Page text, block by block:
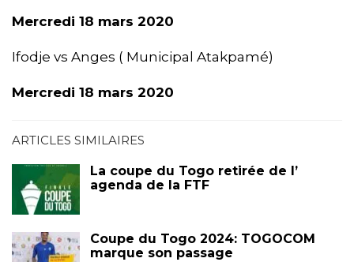
Mercredi 18 mars 2020
Ifodje vs Anges ( Municipal Atakpamé)
Mercredi 18 mars 2020
ARTICLES SIMILAIRES
La coupe du Togo retirée de l’
agenda de la FTF
Coupe du Togo 2024: TOGOCOM
marque son passage